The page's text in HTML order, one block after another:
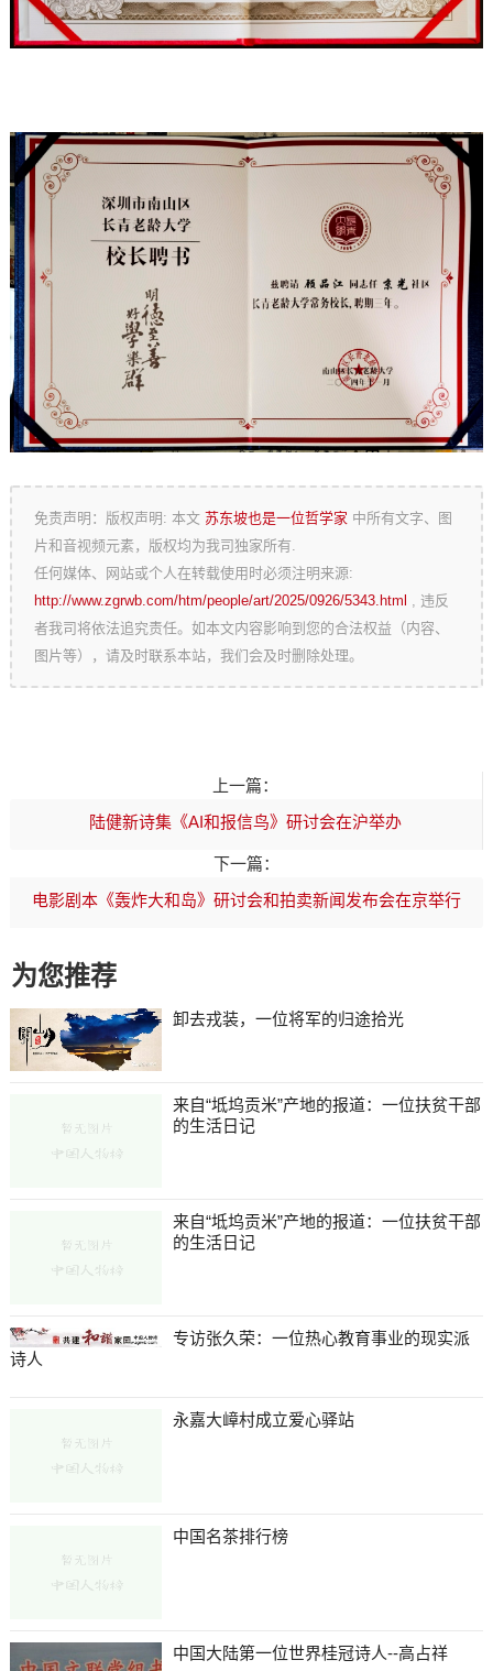
免责声明：版权声明: 本文苏东坡也是一位哲学家 中所有文字、图
片和音视频元素，版权均为我司独家所有.
任何媒体、网站或个人在转载使用时必须注明来源:
http://www.zgrwb.com/htm/people/art/2025/0926/5343.html , 违反
者我司将依法追究责任。如本文内容影响到您的合法权益（内容、
图片等），请及时联系本站，我们会及时删除处理。
上一篇：
陆健新诗集《AI和报信鸟》研讨会在沪举办
下一篇：
电影剧本《轰炸大和岛》研讨会和拍卖新闻发布会在京举行
为您推荐
卸去戎装，一位将军的归途拾光
来自“坻坞贡米”产地的报道：一位扶贫干部
的生活日记
来自“坻坞贡米”产地的报道：一位扶贫干部
的生活日记
专访张久荣：一位热心教育事业的现实派
诗人
永嘉大嶂村成立爱心驿站
中国名茶排行榜
中国大陆第一位世界桂冠诗人--高占祥